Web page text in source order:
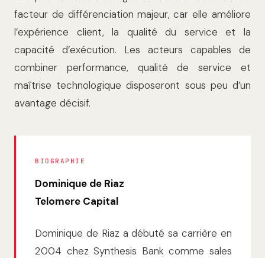
facteur de différenciation majeur, car elle améliore
l’expérience client, la qualité du service et la
capacité d’exécution. Les acteurs capables de
combiner performance, qualité de service et
maîtrise technologique disposeront sous peu d’un
avantage décisif.
BIOGRAPHIE
Dominique de Riaz
Telomere Capital
Dominique de Riaz a débuté sa carrière en
2004 chez Synthesis Bank comme sales